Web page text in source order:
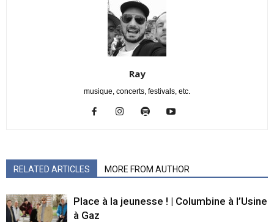
Ray
musique, concerts, festivals, etc.
RELATED ARTICLES MORE FROM AUTHOR
Place à la jeunesse ! | Columbine à l’Usine
à Gaz